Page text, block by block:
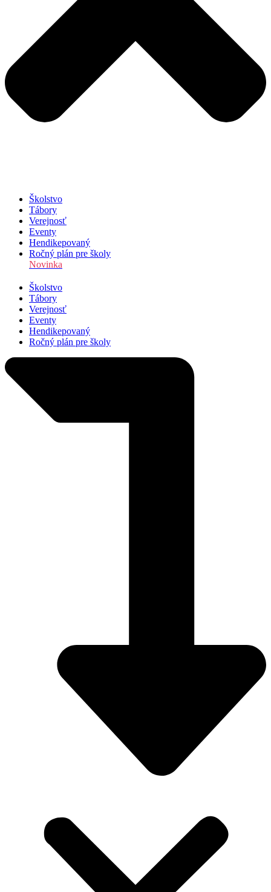
Školstvo
Tábory
Verejnosť
Eventy
Hendikepovaný
Ročný plán pre školy
Novinka
Školstvo
Tábory
Verejnosť
Eventy
Hendikepovaný
Ročný plán pre školy